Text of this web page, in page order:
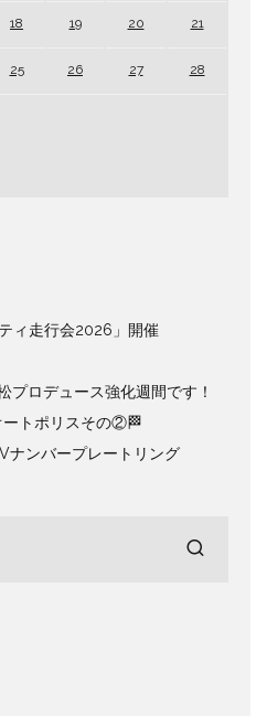
18 19 20 21
25 26 27 28
ィ走行会2026」開催
プロデュース強化週間です！
トポリスその②🏁
ナンバープレートリング